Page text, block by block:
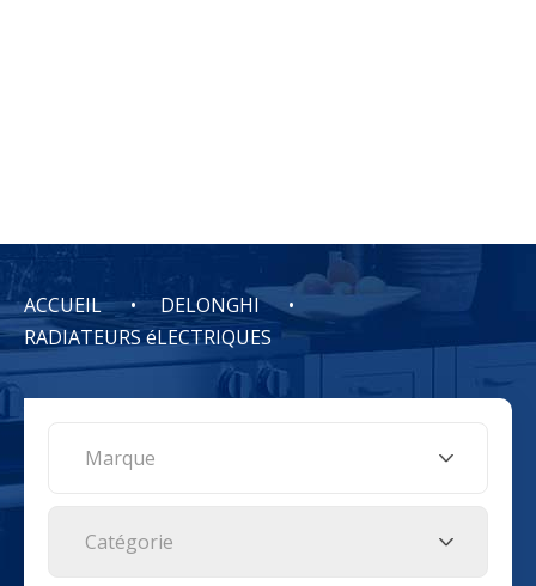
ACCUEIL
DELONGHI
RADIATEURS éLECTRIQUES
Marque
Catégorie